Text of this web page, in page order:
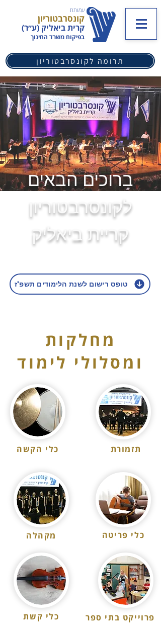
עמותת
קונסרבטוריון
קרית ביאליק (ע״ר)
בפיקוח משרד החינוך
תרומה לקונסרבטוריון
ברוכים הבאים
לקונסרבטוריון
קריית ביאליק
טופס רישום לשנת הלימודים תשפ"ז
מחלקות
ומסלולי לימוד
כלי הקשה תזמורת
כלי פריטה מקהלה
פרוייקט בתי ספר כלי קשת